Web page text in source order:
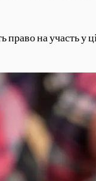
на участь у